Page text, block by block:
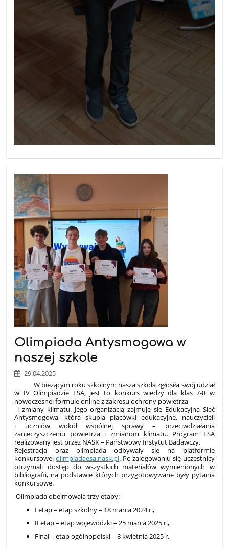
Olimpiada Antysmogowa w
naszej szkole
29.04.2025
W bieżącym roku szkolnym nasza szkoła zgłosiła swój udział
w IV Olimpiadzie ESA, jest to konkurs wiedzy dla klas 7-8 w
nowoczesnej formule online z zakresu ochrony powietrza
i zmiany klimatu. Jego organizacją zajmuje się Edukacyjna Sieć
Antysmogowa, która skupia placówki edukacyjne, nauczycieli
i uczniów wokół wspólnej sprawy – przeciwdziałania
zanieczyszczeniu powietrza i zmianom klimatu. Program ESA
realizowany jest przez NASK – Państwowy Instytut Badawczy.
Rejestracja oraz olimpiada odbywały się na platformie
konkursowej olimpiadaesa.nask.pl. Po zalogowaniu się uczestnicy
otrzymali dostęp do wszystkich materiałów wymienionych w
bibliografii, na podstawie których przygotowywane były pytania
konkursowe.
Olimpiada obejmowała trzy etapy:
I etap – etap szkolny – 18 marca 2024 r.,
II etap – etap wojewódzki – 25 marca 2025 r.,
Finał – etap ogólnopolski – 8 kwietnia 2025 r.